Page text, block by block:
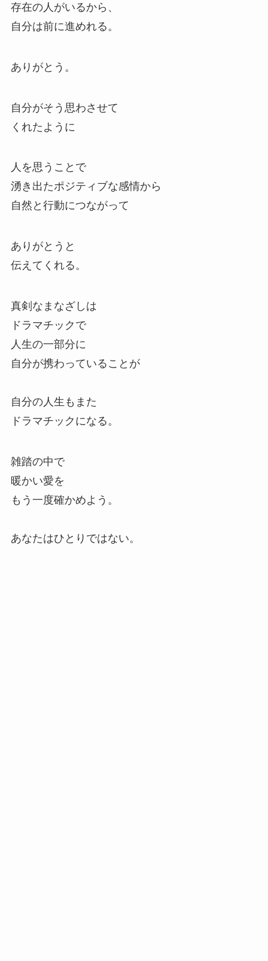
存在の人がいるから、
自分は前に進めれる。
ありがとう。
自分がそう思わさせて
くれたように
人を思うことで
湧き出たポジティブな感情から
自然と行動につながって
ありがとうと
伝えてくれる。
真剣なまなざしは
ドラマチックで
人生の一部分に
自分が携わっていることが
自分の人生もまた
ドラマチックになる。
雑踏の中で
暖かい愛を
もう一度確かめよう。
あなたはひとりではない。